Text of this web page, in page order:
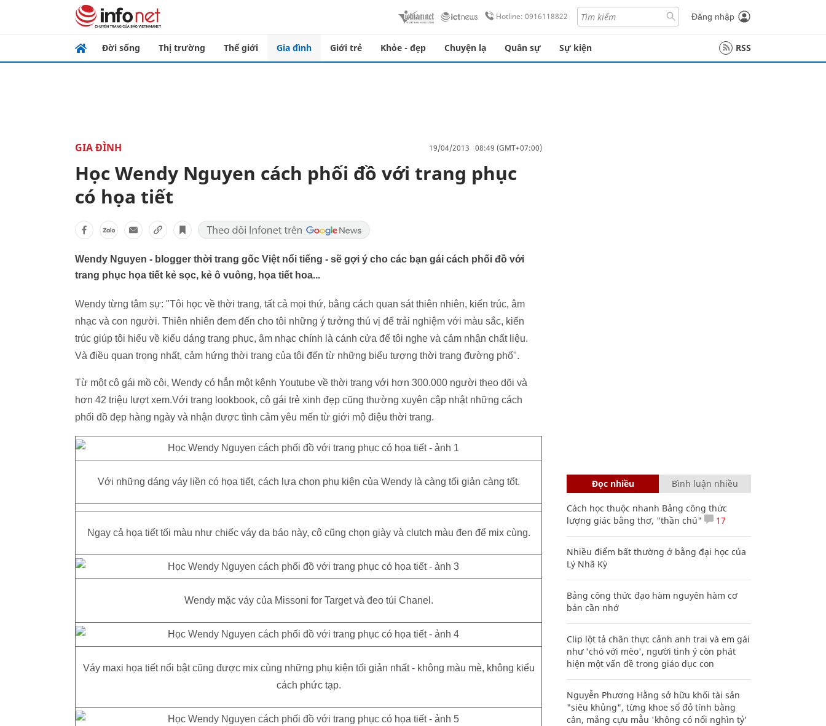
Hotline: 0916118822 Đăng nhập
Đời sống Thị trường Thế giới Gia đình Giới trẻ Khỏe - đẹp Chuyện lạ Quân sự Sự kiện RSS
GIA ĐÌNH 19/04/2013 08:49 (GMT+07:00)
Học Wendy Nguyen cách phối đồ với trang phục
có họa tiết
Wendy Nguyen - blogger thời trang gốc Việt nổi tiếng - sẽ gợi ý cho các bạn gái cách phối đồ với
trang phục họa tiết kẻ sọc, kẻ ô vuông, họa tiết hoa...
Wendy từng tâm sự: "Tôi học về thời trang, tất cả mọi thứ, bằng cách quan sát thiên nhiên, kiến trúc, âm
nhạc và con người. Thiên nhiên đem đến cho tôi những ý tưởng thú vị để trải nghiệm với màu sắc, kiến
trúc giúp tôi hiểu về kiểu dáng trang phục, âm nhạc chính là cánh cửa để tôi nghe và cảm nhận chất liệu.
Và điều quan trọng nhất, cảm hứng thời trang của tôi đến từ những biểu tượng thời trang đường phố".
Từ một cô gái mồ côi, Wendy có hẳn một kênh Youtube về thời trang với hơn 300.000 người theo dõi và
hơn 42 triệu lượt xem.Với trang lookbook, cô gái trẻ xinh đẹp cũng thường xuyên cập nhật những cách
phối đồ đẹp hàng ngày và nhận được tình cảm yêu mến từ giới mộ điệu thời trang.
Với những dáng váy liền có họa tiết, cách lựa chọn phụ kiện của Wendy là càng tối giản càng tốt.
Ngay cả họa tiết tối màu như chiếc váy da báo này, cô cũng chọn giày và clutch màu đen để mix cùng.
Wendy mặc váy của Missoni for Target và đeo túi Chanel.
Váy maxi họa tiết nổi bật cũng được mix cùng những phụ kiện tối giản nhất - không màu mè, không kiểu
cách phức tạp.
Đọc nhiều Bình luận nhiều
Cách học thuộc nhanh Bảng công thức
lượng giác bằng thơ, "thần chú"
17
Nhiều điểm bất thường ở bằng đại học của
Lý Nhã Kỳ
Bảng công thức đạo hàm nguyên hàm cơ
bản cần nhớ
Clip lột tả chân thực cảnh anh trai và em gái
như 'chó với mèo', người tinh ý còn phát
hiện một vấn đề trong giáo dục con
Nguyễn Phương Hằng sở hữu khối tài sản
"siêu khủng", từng khoe sổ đỏ tính bằng
cân, mắng cựu mẫu 'không có nổi nghìn tỷ'